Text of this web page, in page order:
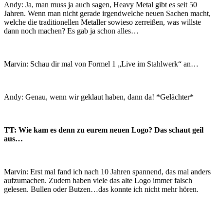
Andy: Ja, man muss ja auch sagen, Heavy Metal gibt es seit 50
Jahren. Wenn man nicht gerade irgendwelche neuen Sachen macht,
welche die traditionellen Metaller sowieso zerreißen, was willste
dann noch machen? Es gab ja schon alles…
Marvin: Schau dir mal von Formel 1 „Live im Stahlwerk“ an…
Andy: Genau, wenn wir geklaut haben, dann da! *Gelächter*
TT: Wie kam es denn zu eurem neuen Logo? Das schaut geil
aus…
Marvin: Erst mal fand ich nach 10 Jahren spannend, das mal anders
aufzumachen. Zudem haben viele das alte Logo immer falsch
gelesen. Bullen oder Butzen…das konnte ich nicht mehr hören.